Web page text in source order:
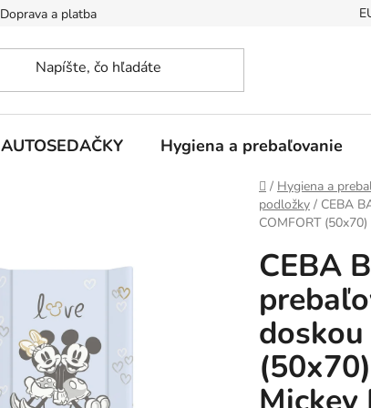
Doprava a platba
AUTOSEDAČKY Hygiena a prebaľovanie
Domov
/ Hygiena a
podložky / CEBA
COMFORT
CEBA
doskou